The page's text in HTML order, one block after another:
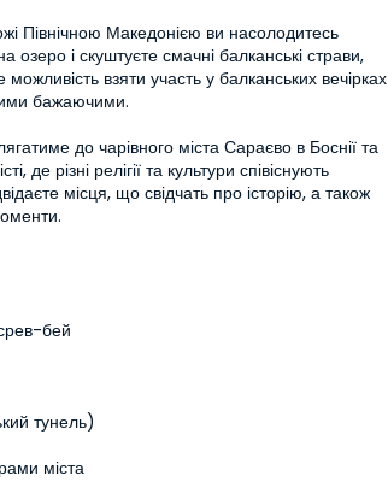
Північною Македонією ви насолодитесь
і скуштуєте смачні балканські страви,
взяти участь у балканських вечірках
бажаючими.
до чарівного міста Сараєво в Боснії та
де різні релігії та культури співіснують
місця, що свідчать про історію, а також
бей
тунель)
міста